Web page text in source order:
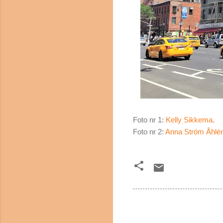
Foto nr 1: Kelly Sikkema.
Foto nr 2: Anna Ström